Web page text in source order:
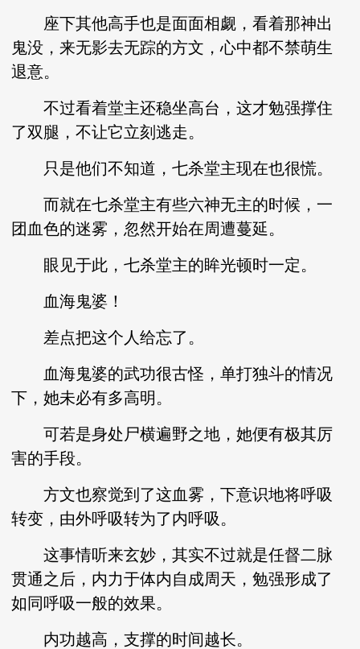
座下其他高手也是面面相觑，看着那神出
鬼没，来无影去无踪的方文，心中都不禁萌生
退意。
不过看着堂主还稳坐高台，这才勉强撑住
了双腿，不让它立刻逃走。
只是他们不知道，七杀堂主现在也很慌。
而就在七杀堂主有些六神无主的时候，一
团血色的迷雾，忽然开始在周遭蔓延。
眼见于此，七杀堂主的眸光顿时一定。
血海鬼婆！
差点把这个人给忘了。
血海鬼婆的武功很古怪，单打独斗的情况
下，她未必有多高明。
可若是身处尸横遍野之地，她便有极其厉
害的手段。
方文也察觉到了这血雾，下意识地将呼吸
转变，由外呼吸转为了内呼吸。
这事情听来玄妙，其实不过就是任督二脉
贯通之后，内力于体内自成周天，勉强形成了
如同呼吸一般的效果。
内功越高，支撑的时间越长。